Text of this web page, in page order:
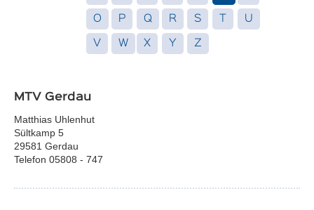
O P Q R S U
V W X Y Z
MTV Gerdau
Matthias Uhlenhut
Sültkamp 5
29581 Gerdau
Telefon 05808 - 747